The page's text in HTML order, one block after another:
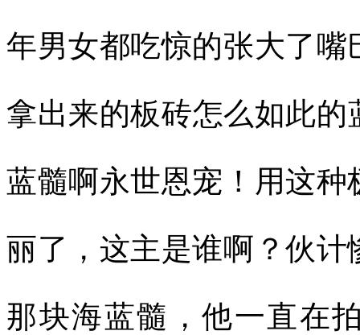
年男女都吃惊的张大了
拿出来的板砖怎么如此
蓝髓啊永世恩宠！用这
丽了，这主是谁啊？伙
那块海蓝髓，他一直在